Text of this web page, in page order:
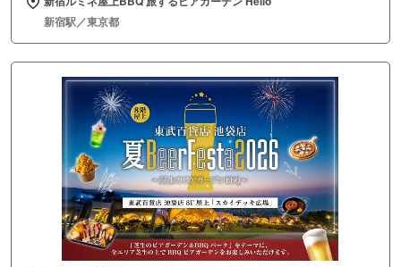
新宿駅／東京都